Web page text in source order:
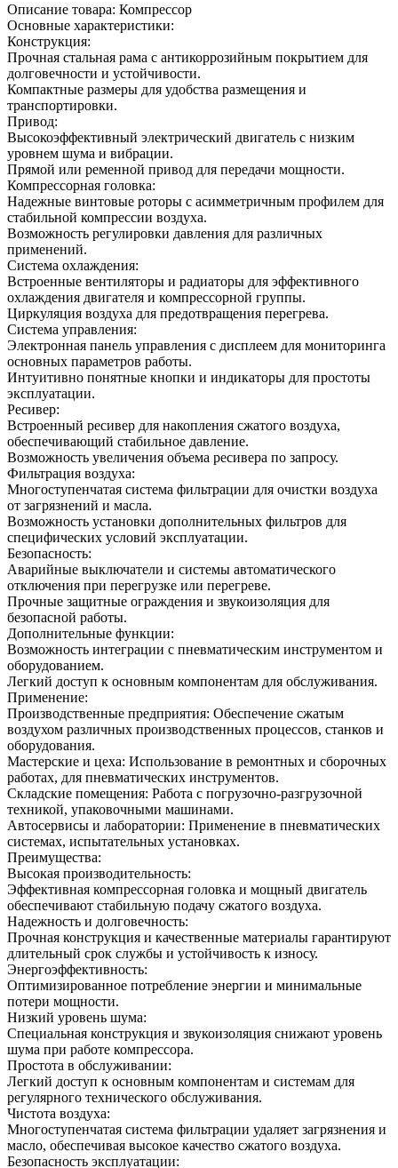
Описание товара: Компрессор
Основные характеристики:
Конструкция:
Прочная стальная рама с антикоррозийным покрытием для
долговечности и устойчивости.
Компактные размеры для удобства размещения и
транспортировки.
Привод:
Высокоэффективный электрический двигатель с низким
уровнем шума и вибрации.
Прямой или ременной привод для передачи мощности.
Компрессорная головка:
Надежные винтовые роторы с асимметричным профилем для
стабильной компрессии воздуха.
Возможность регулировки давления для различных
применений.
Система охлаждения:
Встроенные вентиляторы и радиаторы для эффективного
охлаждения двигателя и компрессорной группы.
Циркуляция воздуха для предотвращения перегрева.
Система управления:
Электронная панель управления с дисплеем для мониторинга
основных параметров работы.
Интуитивно понятные кнопки и индикаторы для простоты
эксплуатации.
Ресивер:
Встроенный ресивер для накопления сжатого воздуха,
обеспечивающий стабильное давление.
Возможность увеличения объема ресивера по запросу.
Фильтрация воздуха:
Многоступенчатая система фильтрации для очистки воздуха
от загрязнений и масла.
Возможность установки дополнительных фильтров для
специфических условий эксплуатации.
Безопасность:
Аварийные выключатели и системы автоматического
отключения при перегрузке или перегреве.
Прочные защитные ограждения и звукоизоляция для
безопасной работы.
Дополнительные функции:
Возможность интеграции с пневматическим инструментом и
оборудованием.
Легкий доступ к основным компонентам для обслуживания.
Применение:
Производственные предприятия: Обеспечение сжатым
воздухом различных производственных процессов, станков и
оборудования.
Мастерские и цеха: Использование в ремонтных и сборочных
работах, для пневматических инструментов.
Складские помещения: Работа с погрузочно-разгрузочной
техникой, упаковочными машинами.
Автосервисы и лаборатории: Применение в пневматических
системах, испытательных установках.
Преимущества:
Высокая производительность:
Эффективная компрессорная головка и мощный двигатель
обеспечивают стабильную подачу сжатого воздуха.
Надежность и долговечность:
Прочная конструкция и качественные материалы гарантируют
длительный срок службы и устойчивость к износу.
Энергоэффективность:
Оптимизированное потребление энергии и минимальные
потери мощности.
Низкий уровень шума:
Специальная конструкция и звукоизоляция снижают уровень
шума при работе компрессора.
Простота в обслуживании:
Легкий доступ к основным компонентам и системам для
регулярного технического обслуживания.
Чистота воздуха:
Многоступенчатая система фильтрации удаляет загрязнения и
масло, обеспечивая высокое качество сжатого воздуха.
Безопасность эксплуатации: